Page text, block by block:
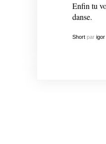
Enfin tu
danse.
Shortpar igor